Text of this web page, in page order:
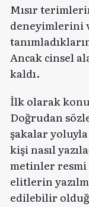
Mısır
deneyimlerini
Ancak cinsel
kaldı.
İlk olarak
Doğrudan
şakalar
kişi nasıl
metinler resmi
elitlerin
edilebilir